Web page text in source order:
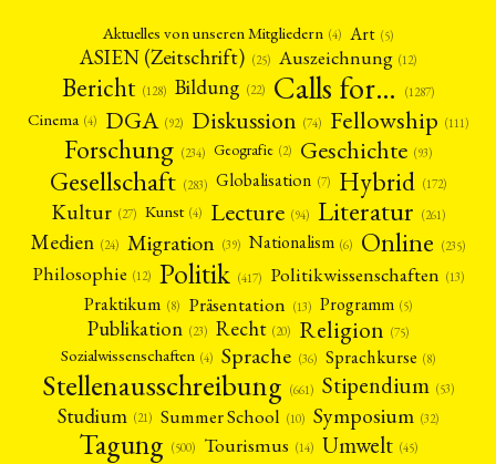
Aktuelles von unseren Mitgliedern (4) Art (5)
ASIEN (Zeitschrift) (25) Auszeichnung (12)
Bericht (128) Bildung (22) Calls for… (1287)
Cinema (4) DGA (92) Diskussion (74) Fellowship (111)
Forschung (234) Geografie (2) Geschichte (93)
Gesellschaft (283) Globalisation (7) Hybrid (172)
Kultur (27) Kunst (4) Lecture (94) Literatur (261)
Medien (24) Migration (39) Nationalism (6) Online (235)
Philosophie (12) Politik (417) Politikwissenschaften (13)
Praktikum (8) Präsentation (13) Programm (5)
Publikation (23) Recht (20) Religion (75)
Sozialwissenschaften (4) Sprache (36) Sprachkurse (8)
Stellenausschreibung (661) Stipendium (53)
Studium (21) Summer School (10) Symposium (32)
Tagung (500) Tourismus (14) Umwelt (45)